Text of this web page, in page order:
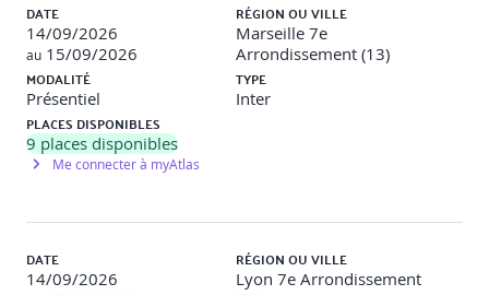
2ème jour de formation : Améliorer sa
communication avec la Process com
Module 7 : Besoins psychologiques
Comprendre et savoir reconnaître les motivations
interactionnelles (les siennes et celles de ses
interlocuteurs)
Module 8 : Mécommunication et Séquences de
stress
DATE
14/09/2026
au 15/09/2026
RÉGION OU VILLE
Marseille 7e
Arrondissement (13)
MODALITÉ
Présentiel
TYPE
Inter
PLACES DISPONIBLES
9 places disponibles
Me connecter à myAtlas
DATE
14/09/2026
RÉGION OU VILLE
Lyon 7e Arrondissement